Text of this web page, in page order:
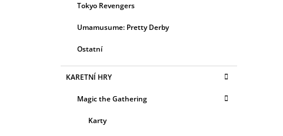
Tokyo Revengers
Umamusume: Pretty Derby
Ostatní
KARETNÍ HRY
Magic the Gathering
Karty